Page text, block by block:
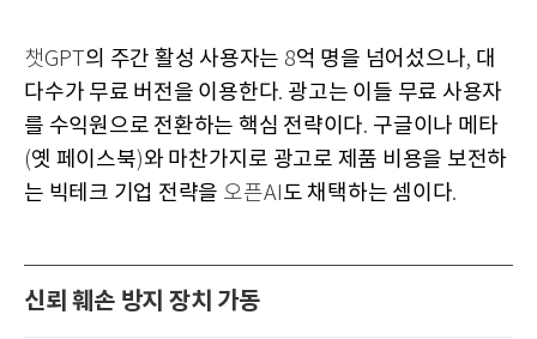
챗GPT 의 주간 활성 사용자는 8억 명을 넘어섰으나, 대
다수가 무료 버전을 이용한다. 광고는 이들 무료 사용자
를 수익원으로 전환하는 핵심 전략이다. 구글이나 메타
(옛 페이스북)와 마찬가지로 광고로 제품 비용을 보전하
는 빅테크 기업 전략을 오픈AI도 채택하는 셈이다.
신뢰 훼손 방지 장치 가동